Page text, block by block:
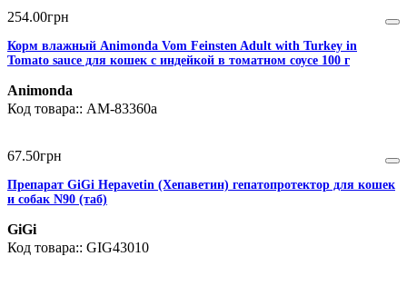
254.00грн
Корм влажный Animonda Vom Feinsten Adult with Turkey in
Tomato sauce для кошек с индейкой в томатном соусе 100 г
Animonda
AM-83360а
67.50грн
Препарат GiGi Hepavetin (Хепаветин) гепатопротектор для кошек
и собак N90 (таб)
GiGi
GIG43010